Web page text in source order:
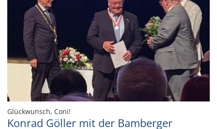
Glückwunsch, Coni!
Konrad Göller mit der Bamberger